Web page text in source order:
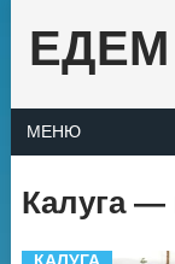
МЕНЮ
Калуга —